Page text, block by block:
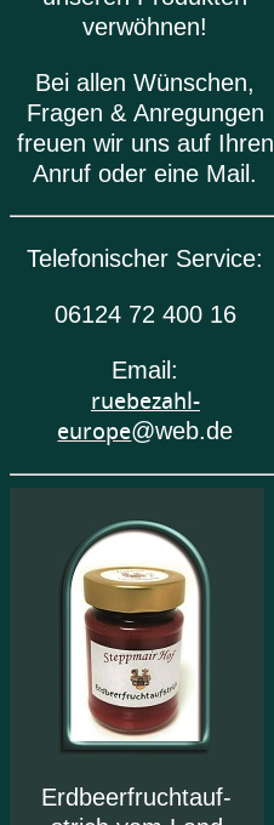
verwöhnen!
Bei allen Wünschen,
Fragen & Anregungen
freuen wir uns auf Ihren
Anruf oder eine Mail.
Telefonischer Service:
06124 72 400 16
Email:
ruebezahl-
europe@web.de
Erdbeerfruchtauf-